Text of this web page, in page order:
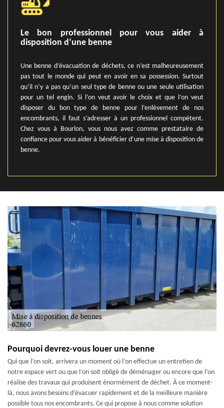
Le bon professionnel pour vous aider à
disposition d’une benne
Une benne d’évacuation de déchets, ce n’est malheureusement
pas tout le monde qui peut en avoir en sa possession. Surtout
qu’il n’y a pas qu’un seul type de benne ou une seule utilisation
pour un tel engin. Si l’on veut avoir le choix et que l’on veut
disposer du bon type de benne pour l’enlèvement de nos
encombrants, il faut s’adresser à un professionnel compétent.
Chez vous à Bourlon, vous nous avez comme prestataire de
confiance pour vous aider à bénéficier d’une mise à disposition de
benne.
Pourquoi devrez-vous louer une benne
Qui que l’on soit, arrivera un moment où l’on effectue un entretien de
notre espace vert ou que l’on soit obligé de déménager ou encore que l’on
réalise des travaux qui produisent énormément de déchet. À ce moment-
là, nous avons besoins d’évacuer rapidement et de la meilleure manière
possible tous nos encombrants. Ce qui propose à nous comme solution